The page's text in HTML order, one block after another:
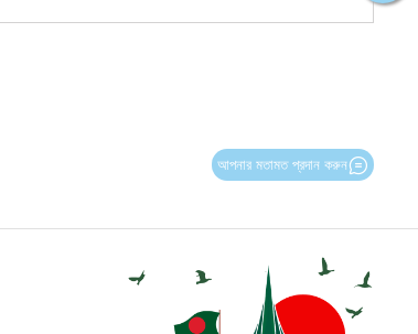
আপনার মতামত প্রদান করুন